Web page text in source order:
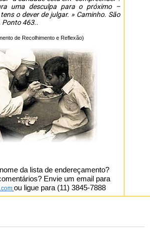
uma desculpa para o próximo –
o dever de julgar. » Caminho. São
Ponto 463..
de Recolhimento e Reflexão)
da lista de endereçamento?
Envie um email para
ou ligue para (11) 3845-7888